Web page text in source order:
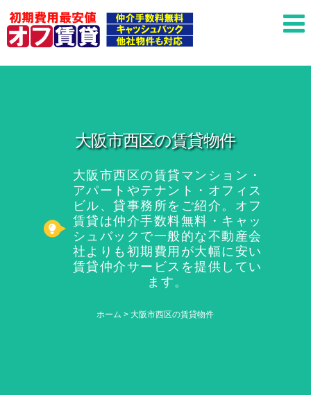
大阪市西区の賃貸物件
大阪市西区の賃貸マンション・
アパートやテナント・オフィス
ビル、貸事務所をご紹介。オフ
賃貸は仲介手数料無料・キャッ
シュバックで一般的な不動産会
社よりも初期費用が大幅に安い
賃貸仲介サービスを提供してい
ます。
ホーム > 大阪市西区の賃貸物件